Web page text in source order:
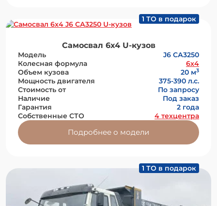
1 ТО в подарок
Самосвал 6x4 U-кузов
Модель
J6 СА3250
Колесная формула
6x4
Объем кузова
20 м3
Мощность двигателя
375-390 л.с.
Стоимость от
По запросу
Наличие
Под заказ
Гарантия
2 года
Собственные СТО
4 техцентра
Подробнее о модели
1 ТО в подарок